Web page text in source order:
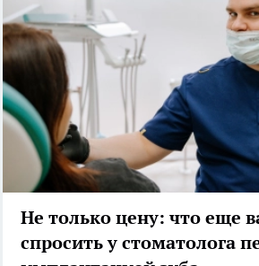
Не только цену: что еще
спросить у стоматолога